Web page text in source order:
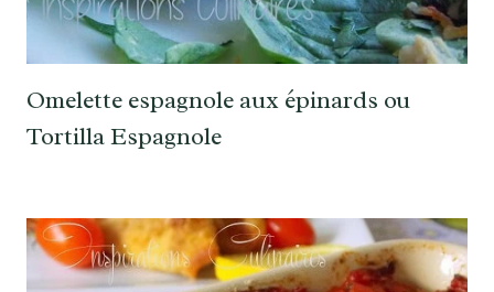
Omelette espagnole aux épinards ou
Tortilla Espagnole